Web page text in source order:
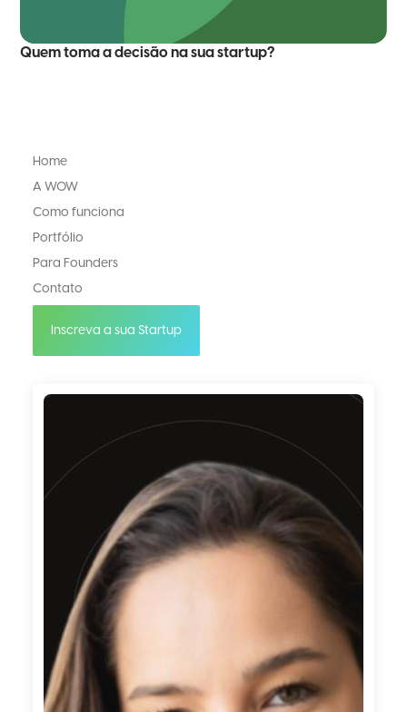
Quem toma a decisão na sua startup?
Home
A WOW
Como funciona
Portfólio
Para Founders
Contato
Inscreva a sua Startup